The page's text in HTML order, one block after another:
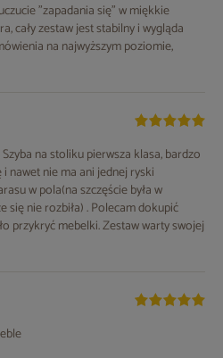
"zapadania się" w miękkie
cały zestaw jest stabilny i wygląda
na najwyższym poziomie,
na stoliku pierwsza klasa, bardzo
nawet nie ma ani jednej ryski
w pola(na szczęście była w
się nie rozbiła) . Polecam dokupić
przykryć mebelki. Zestaw warty swojej